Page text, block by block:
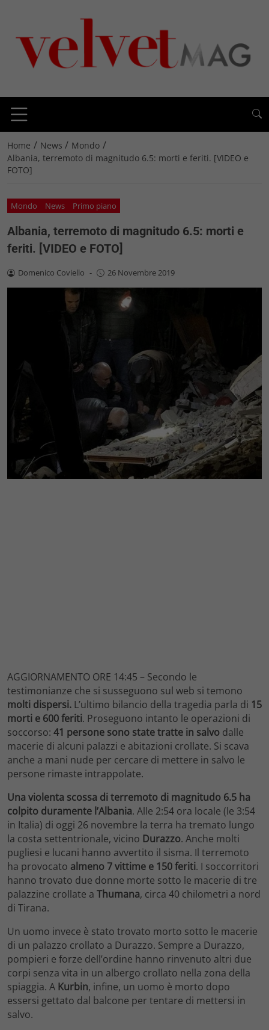
Home / News / Mondo /
Albania, terremoto di magnitudo 6.5: morti e feriti. [VIDEO e
FOTO]
Mondo News Primo piano
Albania, terremoto di magnitudo 6.5: morti e
feriti. [VIDEO e FOTO]
Domenico Coviello - 26 Novembre 2019
AGGIORNAMENTO ORE 14:45 – Secondo le
testimonianze che si susseguono sul web si temono
molti dispersi. L’ultimo bilancio della tragedia parla di 15
morti e 600 feriti. Proseguono intanto le operazioni di
soccorso: 41 persone sono state tratte in salvo dalle
macerie di alcuni palazzi e abitazioni crollate. Si scava
anche a mani nude per cercare di mettere in salvo le
persone rimaste intrappolate.
Una violenta scossa di terremoto di magnitudo 6.5 ha
colpito duramente l’Albania. Alle 2:54 ora locale (le 3:54
in Italia) di oggi 26 novembre la terra ha tremato lungo
la costa settentrionale, vicino Durazzo. Anche molti
pugliesi e lucani hanno avvertito il sisma. Il terremoto
ha provocato almeno 7 vittime e 150 feriti. I soccorritori
hanno trovato due donne morte sotto le macerie di tre
palazzine crollate a Thumana, circa 40 chilometri a nord
di Tirana.
Un uomo invece è stato trovato morto sotto le macerie
di un palazzo crollato a Durazzo. Sempre a Durazzo,
pompieri e forze dell’ordine hanno rinvenuto altri due
corpi senza vita in un albergo crollato nella zona della
spiaggia. A Kurbin, infine, un uomo è morto dopo
essersi gettato dal balcone per tentare di mettersi in
salvo.